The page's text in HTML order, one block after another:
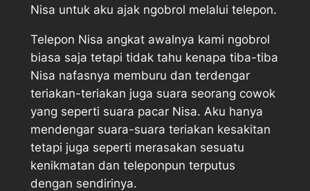
Nisa untuk aku ajak ngobrol melalui telepon.
Telepon Nisa angkat awalnya kami ngobrol
biasa saja tetapi tidak tahu kenapa tiba-tiba
Nisa nafasnya memburu dan terdengar
teriakan-teriakan juga suara seorang cowok
yang seperti suara pacar Nisa. Aku hanya
mendengar suara-suara teriakan kesakitan
tetapi juga seperti merasakan sesuatu
kenikmatan dan teleponpun terputus
dengan sendirinya.